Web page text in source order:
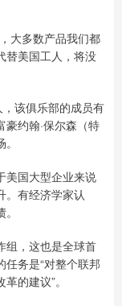
大多数产品我们都
替美国工人，将没
该俱乐部的成员有
约翰·保尔森（特
美国大型企业来说
。有经济学家认
组，这也是全球首
务是“对整个联邦
的建议”。